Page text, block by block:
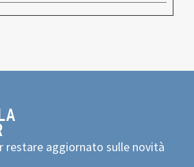
restare aggiornato sulle novità